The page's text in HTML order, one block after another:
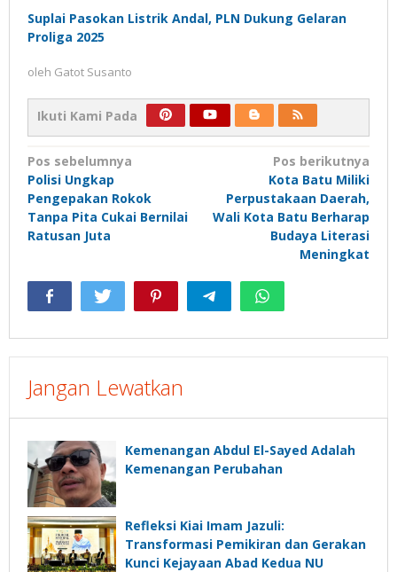
Suplai Pasokan Listrik Andal, PLN Dukung Gelaran
Proliga 2025
oleh Gatot Susanto
Ikuti Kami Pada
Navigasi
pos
Pos sebelumnya
Polisi Ungkap
Pengepakan Rokok
Tanpa Pita Cukai Bernilai
Ratusan Juta
Pos berikutnya
Kota Batu Miliki
Perpustakaan Daerah,
Wali Kota Batu Berharap
Budaya Literasi
Meningkat
Jangan Lewatkan
Kemenangan Abdul El-Sayed Adalah
Kemenangan Perubahan
Refleksi Kiai Imam Jazuli:
Transformasi Pemikiran dan Gerakan
Kunci Kejayaan Abad Kedua NU